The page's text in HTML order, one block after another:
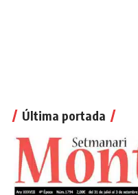
Última portada